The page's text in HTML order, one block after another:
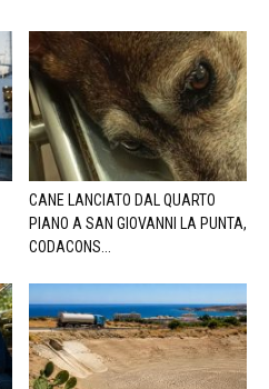
CANE LANCIATO DAL QUARTO
PIANO A SAN GIOVANNI LA PUNTA,
CODACONS...